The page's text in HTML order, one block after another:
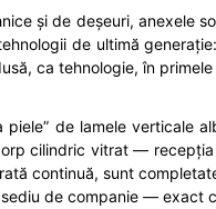
și de deșeuri, anexele
de ultimă
ca tehnologie, în primele
de lamele
cilindric vitrat —
continuă, sunt
de companie — exact